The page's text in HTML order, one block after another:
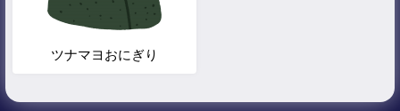
ツナマヨおにぎり